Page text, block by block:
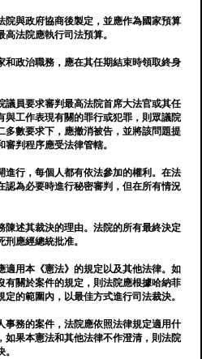
院與政府協商後製定，並應作為國家預算
法院應執行司法預算。
和政治職務，應在其任期結束時領取終身
議員要求審判最高法院首席大法官或其任
與工作表現有關的罪行或犯罪，則眾議院
多數要求下，應撤消被告，並將該問題提
判程序應受法律管轄。
進行，每個人都有依法參加的權利。在法
認為必要時進行秘密審判，但在所有情況
陳述其裁決的理由。法院的所有最終決定
應經總統批准。
適用本《憲法》的規定以及其他法律。如
有關於案件的規定，則法院應根據哈納菲
的範圍內，以最佳方式進行司法裁決。
事務的案件，法院應依照法律規定適用什
如果本憲法和其他法律不作澄清，則法院